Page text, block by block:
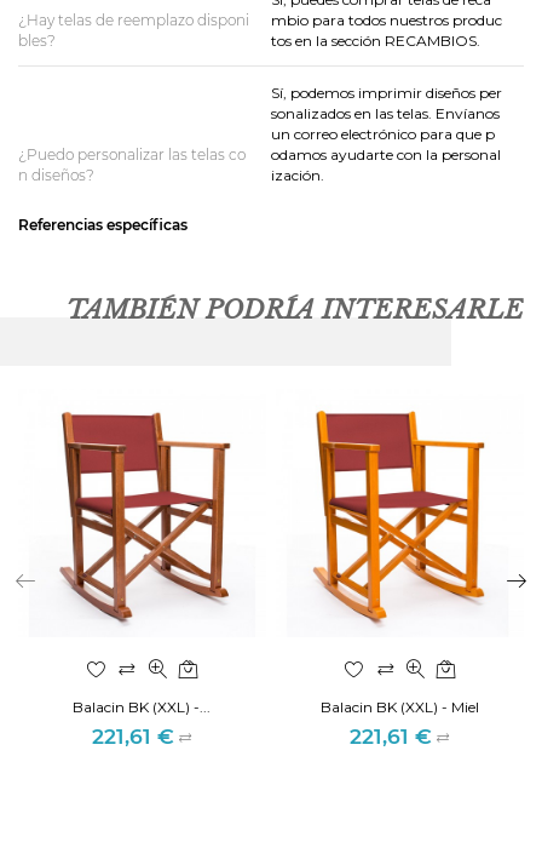
¿Hay telas de reemplazo disponi
bles?
mbio para todos nuestros produc
tos en la sección RECAMBIOS.
¿Puedo personalizar las telas co
n diseños?
Sí, podemos imprimir diseños per
sonalizados en las telas. Envíanos
un correo electrónico para que p
odamos ayudarte con la personal
ización.
Referencias específicas
TAMBIÉN PODRÍA INTERESARLE
Balacin BK (XXL) -...
Precio
221,61 €
Balacin BK (XXL) - Miel
Precio
221,61 €